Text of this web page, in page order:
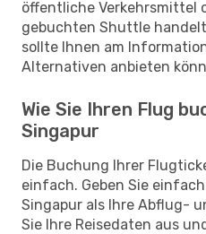
öffentliche Verkehrsmittel
gebuchten Shuttle
sollte Ihnen am
Alternativen anbieten
Wie Sie Ihren Flug
Singapur
Die Buchung Ihrer
einfach. Geben Sie
Singapur als Ihre Abflug-
Sie Ihre Reisedaten aus